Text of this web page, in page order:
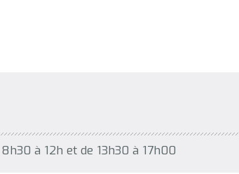
à 12h et de 13h30 à 17h00